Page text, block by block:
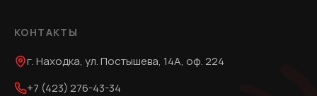
КОНТАКТЫ
г. Находка, ул. Постышева, 14А, оф. 224
+7 (423) 276-43-34